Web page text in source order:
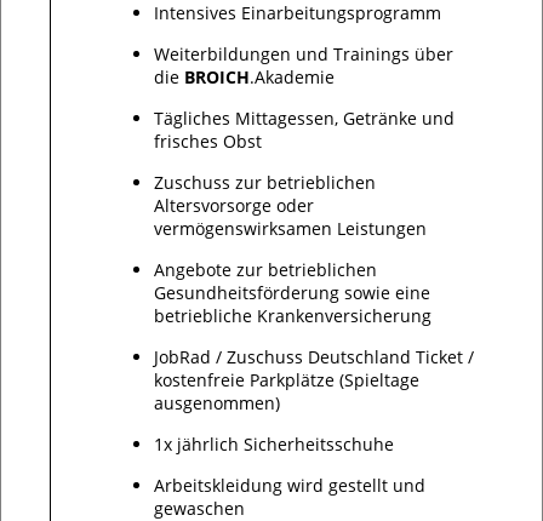
Intensives Einarbeitungsprogramm
Weiterbildungen und Trainings über
die BROICH.Akademie
Tägliches Mittagessen, Getränke und
frisches Obst
Zuschuss zur betrieblichen
Altersvorsorge oder
vermögenswirksamen Leistungen
Angebote zur betrieblichen
Gesundheitsförderung sowie eine
betriebliche Krankenversicherung
JobRad / Zuschuss Deutschland Ticket /
kostenfreie Parkplätze (Spieltage
ausgenommen)
1x jährlich Sicherheitsschuhe
Arbeitskleidung wird gestellt und
gewaschen